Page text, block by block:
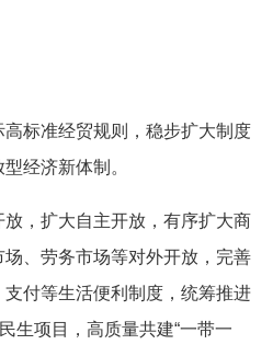
高标准经贸规则，稳步扩大制度
型经济新体制。
，扩大自主开放，有序扩大商
、劳务市场等对外开放，完善
付等生活便利制度，统筹推进
生项目，高质量共建“一带一